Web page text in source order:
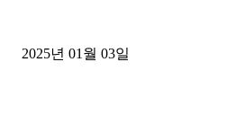
2025년 01월 03일